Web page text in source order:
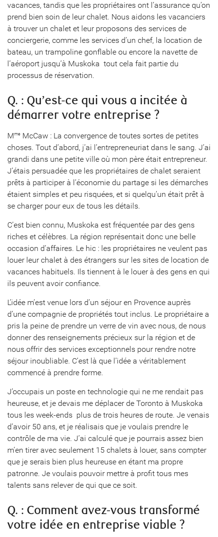
vacances, tandis que les propriétaires ont l’assurance qu’on
prend bien soin de leur chalet. Nous aidons les vacanciers
à trouver un chalet et leur proposons des services de
conciergerie, comme les services d’un chef, la location de
bateau, un trampoline gonflable ou encore la navette de
l’aéroport jusqu’à Muskoka  tout cela fait partie du
processus de réservation.
Q. : Qu’est-ce qui vous a incitée à
démarrer votre entreprise ?
Mme McCaw : La convergence de toutes sortes de petites
choses. Tout d’abord, j’ai l’entrepreneuriat dans le sang. J’ai
grandi dans une petite ville où mon père était entrepreneur.
J’étais persuadée que les propriétaires de chalet seraient
prêts à participer à l’économie du partage si les démarches
étaient simples et peu risquées, et si quelqu’un était prêt à
se charger pour eux de tous les détails.
C’est bien connu, Muskoka est fréquentée par des gens
riches et célèbres. La région représentait donc une belle
occasion d’affaires. Le hic : les propriétaires ne veulent pas
louer leur chalet à des étrangers sur les sites de location de
vacances habituels. Ils tiennent à le louer à des gens en qui
ils peuvent avoir confiance.
L’idée m’est venue lors d’un séjour en Provence auprès
d’une compagnie de propriétés tout inclus. Le propriétaire a
pris la peine de prendre un verre de vin avec nous, de nous
donner des renseignements précieux sur la région et de
nous offrir des services exceptionnels pour rendre notre
séjour inoubliable. C’est là que l’idée a véritablement
commencé à prendre forme.
J’occupais un poste en technologie qui ne me rendait pas
heureuse, et je devais me déplacer de Toronto à Muskoka
tous les week-ends  plus de trois heures de route. Je venais
d’avoir 50 ans, et je réalisais que je voulais prendre le
contrôle de ma vie. J’ai calculé que je pourrais assez bien
m’en tirer avec seulement 15 chalets à louer, sans compter
que je serais bien plus heureuse en étant ma propre
patronne. Je voulais pouvoir mettre à profit tous mes
talents sans relever de qui que ce soit.
Q. : Comment avez-vous transformé
votre idée en entreprise viable ?